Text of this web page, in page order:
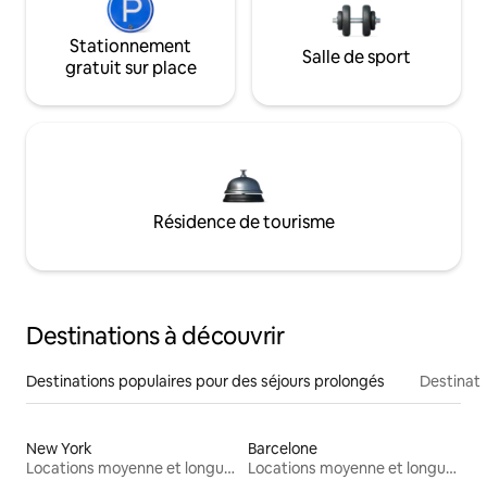
Stationnement
gratuit sur place
Salle de sport
Résidence de tourisme
Destinations à découvrir
Destinations populaires pour des séjours prolongés
New York
Locations moyenne et longue durée
Barcelone
Locations moyenne et longue durée